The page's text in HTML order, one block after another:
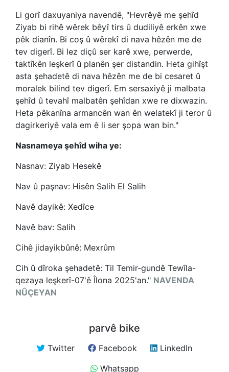
Li gorî daxuyaniya navendê, "Hevrêyê me şehîd
Ziyab bi rihê wêrek bêyî tirs û dudiliyê erkên xwe
pêk dianîn. Bi coş û wêrekî di nava hêzên me de
tev digerî. Bi lez diçû ser karê xwe, perwerde,
taktîkên leşkerî û planên şer distandin. Heta gihîşt
asta şehadetê di nava hêzên me de bi cesaret û
moralek bilind tev digerî. Em sersaxiyê ji malbata
şehîd û tevahî malbatên şehîdan xwe re dixwazin.
Heta pêkanîna armancên wan ên welatekî ji teror û
dagirkeriyê vala em ê li ser şopa wan bin."
Nasnameya şehîd wiha ye:
Nasnav: Ziyab Hesekê
Nav û paşnav: Hisên Salih El Salih
Navê dayikê: Xedîce
Navê bav: Salih
Cihê jidayikbûnê: Mexrûm
Cih û dîroka şehadetê: Til Temir-gundê Tewîla-
qezaya leşkerî-07'ê Îlona 2025'an." NAVENDA
NÛÇEYAN
parvê bike
Twitter Facebook
LinkedIn
Whatsapp